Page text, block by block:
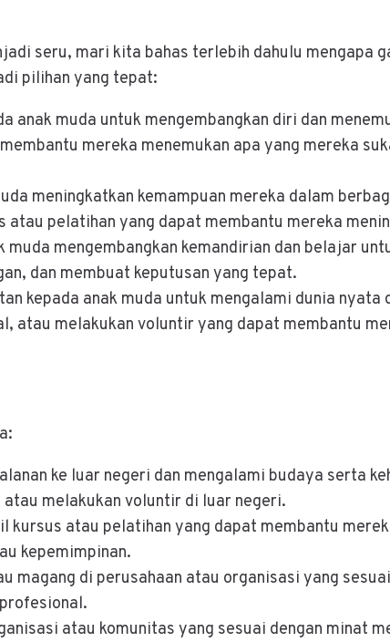
seru, mari kita bahas terlebih dahulu mengapa
pilihan yang tepat:
anak muda untuk mengembangkan diri dan
mereka menemukan apa yang mereka
meningkatkan kemampuan mereka dalam
pelatihan yang dapat membantu mereka
muda mengembangkan kemandirian dan belajar
dan membuat keputusan yang tepat.
kepada anak muda untuk mengalami dunia nyata
atau melakukan voluntir yang dapat membantu
ke luar negeri dan mengalami budaya serta
melakukan voluntir di luar negeri.
kursus atau pelatihan yang dapat membantu
kepemimpinan.
magang di perusahaan atau organisasi yang
atau komunitas yang sesuai dengan minat